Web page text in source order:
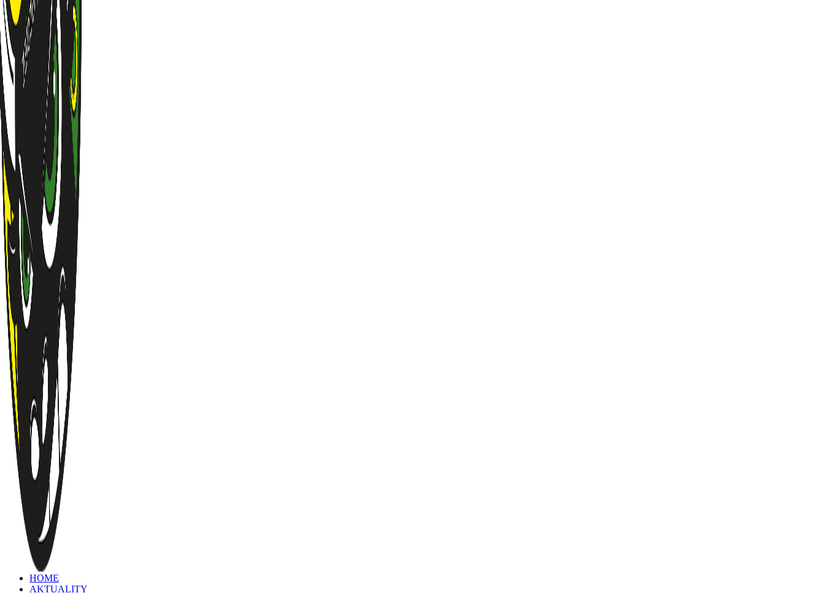
HOME
AKTUALITY